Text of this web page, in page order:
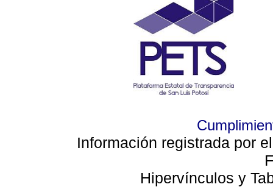
Información registrada por
Hipervínculos y